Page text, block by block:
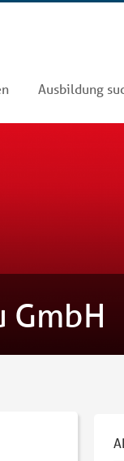
Ausbildung
GmbH